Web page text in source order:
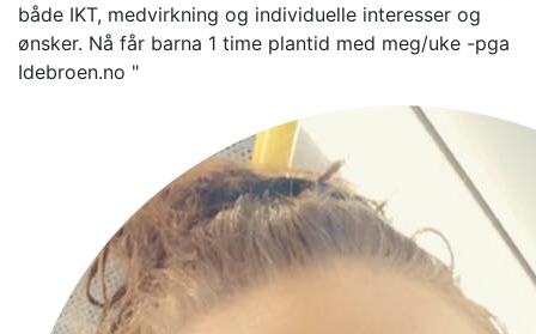
både IKT, medvirkning og individuelle interesser og
ønsker. Nå får barna 1 time plantid med meg/uke -pga
Idebroen.no "